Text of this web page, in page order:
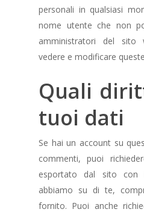
personali in qualsiasi
nome utente che non
amministratori del sito
vedere e modificare
Quali
tuoi dati
Se hai un account su
commenti, puoi
esportato dal sito con
abbiamo su di te,
fornito. Puoi anche